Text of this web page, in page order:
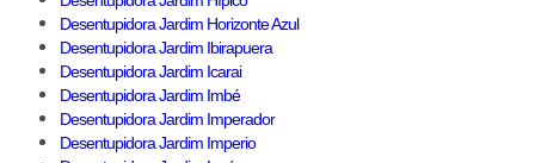
Desentupidora Jardim Horizonte Azul
Desentupidora Jardim Ibirapuera
Desentupidora Jardim Icarai
Desentupidora Jardim Imbé
Desentupidora Jardim Imperador
Desentupidora Jardim Imperio